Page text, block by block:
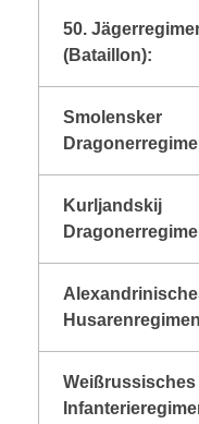
50.
(Bataillon):
Smolensker
Kurljandskij
Weißrussisches